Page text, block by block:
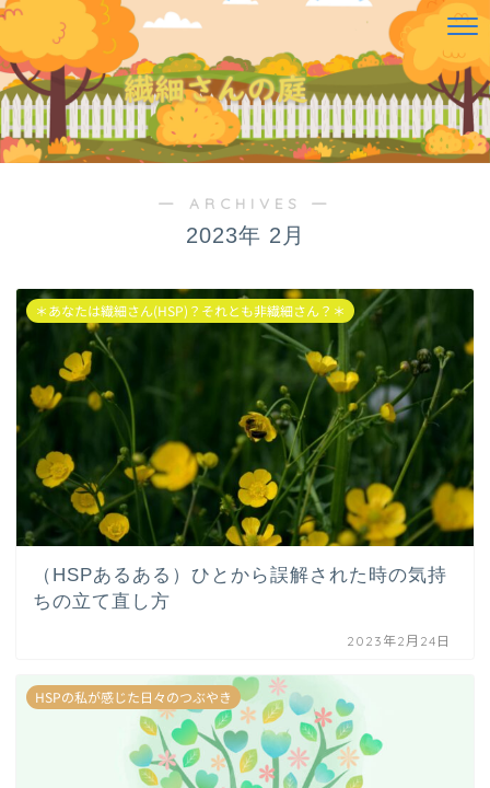
― ARCHIVES ―
2023年 2月
＊あなたは繊細さん(HSP)？それとも非繊細さん？＊
（HSPあるある）ひとから誤解された時の気持
ちの立て直し方
2023年2月24日
HSPの私が感じた日々のつぶやき